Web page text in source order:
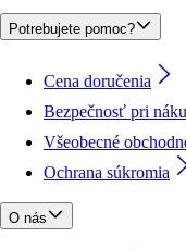
Potrebujete pomoc?
Cena doručenia
Bezpečnosť pri
Všeobecné
Ochrana súkromia
O nás